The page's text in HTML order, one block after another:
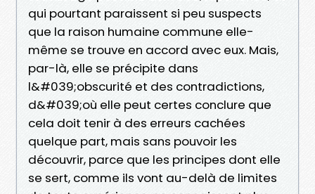
qui pourtant paraissent si peu suspects
que la raison humaine commune elle-
même se trouve en accord avec eux. Mais,
par-là, elle se précipite dans
l&#039;obscurité et des contradictions,
d&#039;où elle peut certes conclure que
cela doit tenir à des erreurs cachées
quelque part, mais sans pouvoir les
découvrir, parce que les principes dont elle
se sert, comme ils vont au-delà de limites